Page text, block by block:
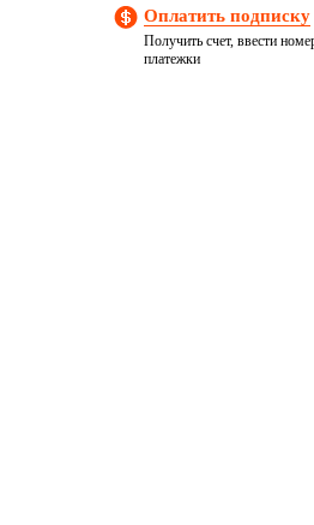
Оплатить подписку
Получить счет, ввести
платежки